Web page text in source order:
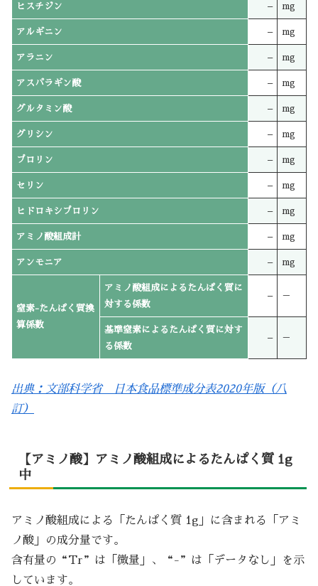
ヒスチジン – mg
アルギニン – mg
アラニン – mg
アスパラギン酸 – mg
グルタミン酸 – mg
グリシン – mg
プロリン – mg
セリン – mg
ヒドロキシプロリン – mg
アミノ酸組成計 – mg
アンモニア – mg
窒素-たんぱく質換
算係数
アミノ酸組成によるたんぱく質に
対する係数
– －
基準窒素によるたんぱく質に対す
る係数
– －
出典：文部科学省 日本食品標準成分表2020年版（八
訂）
【アミノ酸】アミノ酸組成によるたんぱく質 1g
中
アミノ酸組成による「たんぱく質 1g」に含まれる「アミ
ノ酸」の成分量です。
含有量の“Tr”は「微量」、“-”は「データなし」を示
しています。